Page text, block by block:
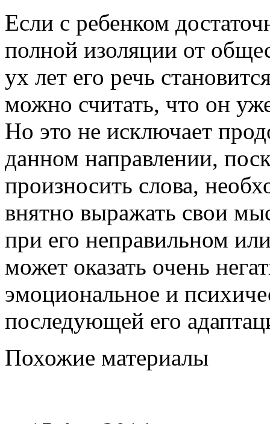
Если с ребенком
полной изоляции от
ух лет его речь
можно считать, что он
Но это не исключает
данном направлении,
произносить слова,
внятно выражать свои
при его неправильном
может оказать очень
эмоциональное и
последующей его
Похожие материалы